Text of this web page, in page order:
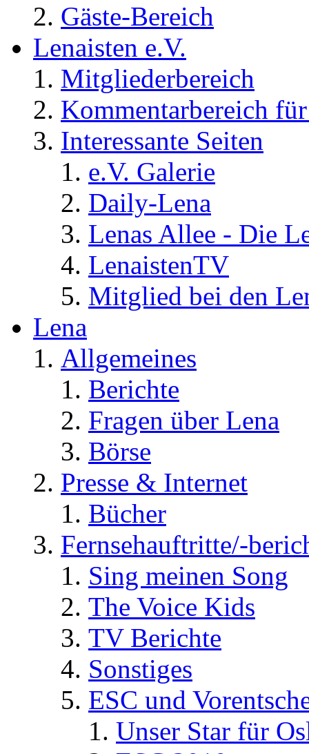
Gäste-Bereich
Lenaisten e.V.
Mitgliederbereich
Kommentarbereich
Interessante Seiten
e.V. Galerie
Daily-Lena
Lenas Allee - Die
LenaistenTV
Mitglied bei den
Lena
Allgemeines
Berichte
Fragen über Lena
Börse
Presse & Internet
Bücher
Fernsehauftritte/-
Sing meinen Song
The Voice Kids
TV Berichte
Sonstiges
ESC und
Unser Star für